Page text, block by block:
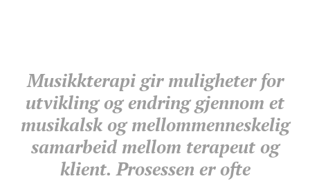
Musikkterapi gir muligheter for
utvikling og endring gjennom et
musikalsk og mellommenneskelig
samarbeid mellom terapeut og
klient. Prosessen er ofte